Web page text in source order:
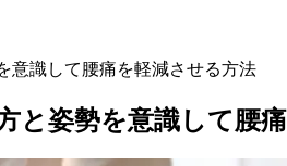
意識して腰痛を軽減させる方法
と姿勢を意識して腰